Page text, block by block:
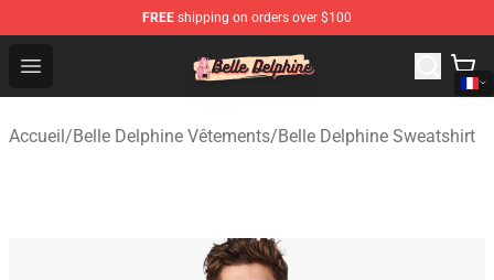
FREE shipping on orders over $100
Open menu
Belle Delphine Store - Official Belle Delphine
Accueil/Belle Delphine Vêtements/Belle Delphine Sweatshirt